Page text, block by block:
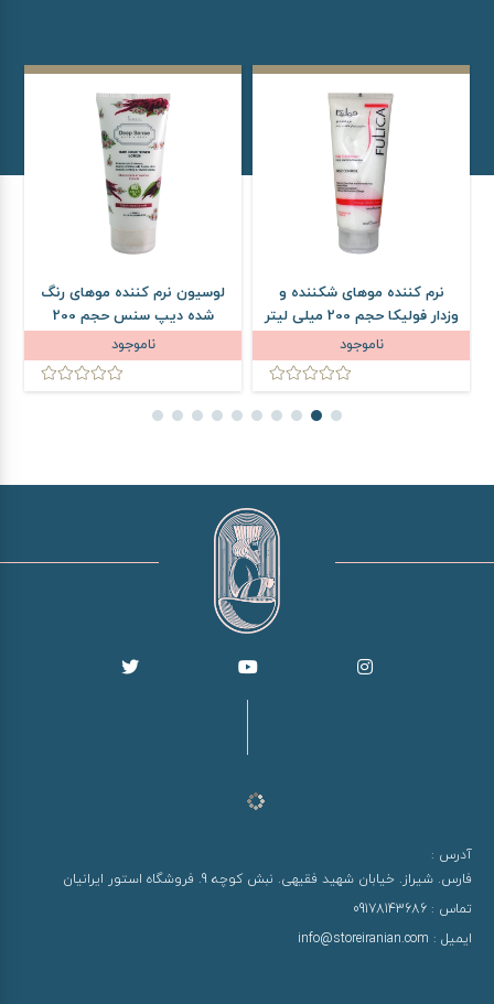
نرم کننده موهای شکننده و
وزدار فولیکا حجم 200 میلی لیتر
ناموجود
لوسیون نرم کننده موهای رنگ
شده دیپ سنس حجم 200
میلی لیتر
ناموجود
آدرس :
فارس. شیراز. خیابان شهید فقیهی. نبش کوچه 9. فروشگاه استور ایرانیان
تماس : 09178143686
ایمیل : info@storeiranian.com